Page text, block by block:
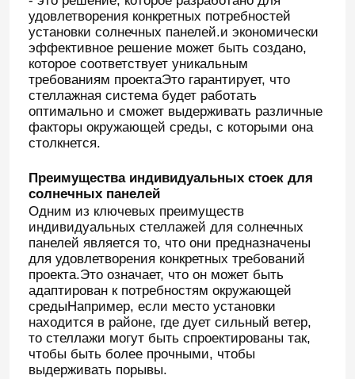
удовлетворения конкретных потребностей
установки солнечных панелей.и экономически
эффективное решение может быть создано,
которое соответствует уникальным
требованиям проектаЭто гарантирует, что
стеллажная система будет работать
оптимально и сможет выдерживать различные
факторы окружающей среды, с которыми она
столкнется.
Преимущества индивидуальных стоек для
солнечных панелей
Одним из ключевых преимуществ
индивидуальных стеллажей для солнечных
панелей является то, что они предназначены
для удовлетворения конкретных требований
проекта.Это означает, что он может быть
адаптирован к потребностям окружающей
средыНапример, если место установки
находится в районе, где дует сильный ветер,
то стеллажи могут быть спроектированы так,
чтобы быть более прочными, чтобы
выдерживать порывы.